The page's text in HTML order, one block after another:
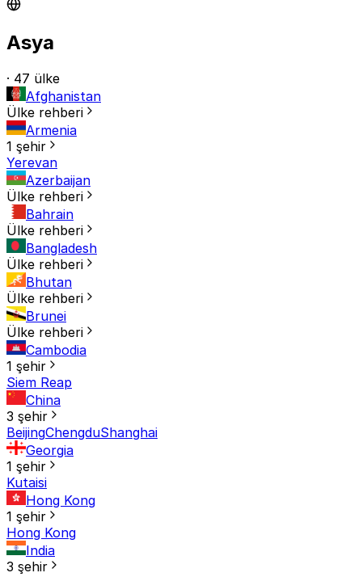
Asya
· 47 ülke
Afghanistan
Ülke rehberi
Armenia
1 şehir
Yerevan
Azerbaijan
Ülke rehberi
Bahrain
Ülke rehberi
Bangladesh
Ülke rehberi
Bhutan
Ülke rehberi
Brunei
Ülke rehberi
Cambodia
1 şehir
Siem Reap
China
3 şehir
BeijingChengduShanghai
Georgia
1 şehir
Kutaisi
Hong Kong
1 şehir
Hong Kong
India
3 şehir